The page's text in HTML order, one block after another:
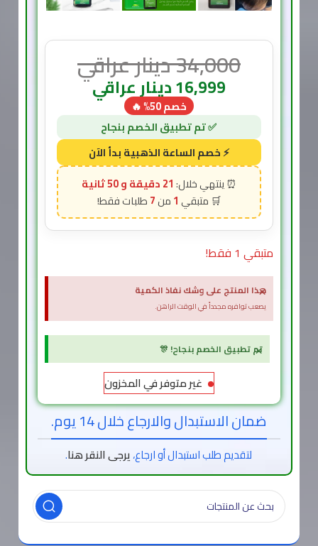
34,000دينار عراقي
16,999دينار عراقي
خصم 50% 🔥
21 دقيقة و 49 ثانية
1
7
متبقي 1 فقط!
هذا المنتج على وشك نفاذ الكمية
يصعب توافره مجدداً في الوقت الراهن.
×
تم تطبيق الخصم بنجاح! 🎊
×
غير متوفر في المخزون
ضمان الاستبدال والارجاع خلال 14 يوم.
لتقديم طلب استبدال أو ارجاع،يرجى النقر هنا.